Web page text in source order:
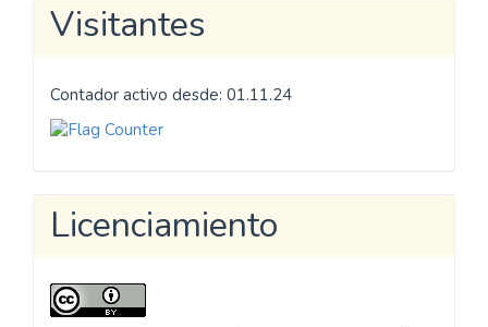
Visitantes
Contador activo desde: 01.11.24
Licenciamiento